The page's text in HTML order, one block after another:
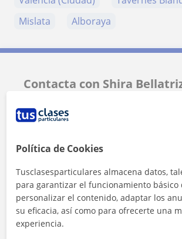
Mislata
Alboraya
Contacta con Shira
Tarifa
Política de Cookies
Tusclasesparticulares almacena datos,
para garantizar el funcionamiento básico
personalizar el contenido, adaptar los
su eficacia, así como para ofrecerte una
experiencia.